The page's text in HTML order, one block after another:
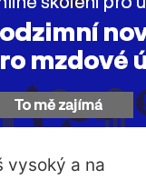
vysoký a na